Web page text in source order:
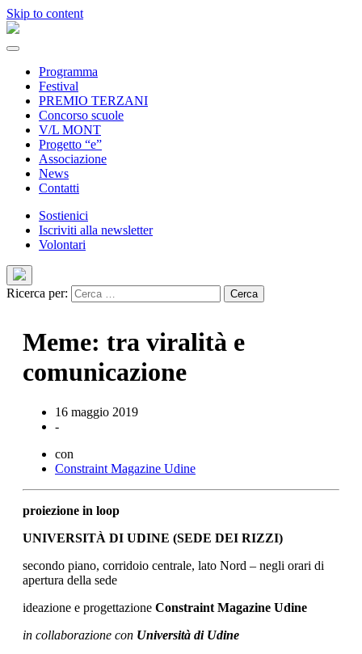
Skip to content
Programma
Festival
PREMIO TERZANI
Concorso scuole
V/L MONT
Progetto “e”
Associazione
News
Contatti
Sostienici
Iscriviti alla newsletter
Volontari
Ricerca per:
Meme: tra viralità e
comunicazione
16 maggio 2019
-
con
Constraint Magazine Udine
proiezione in loop
UNIVERSITÀ DI UDINE (SEDE DEI RIZZI)
secondo piano, corridoio centrale, lato Nord – negli orari di
apertura della sede
ideazione e progettazione Constraint Magazine Udine
in collaborazione con Università di Udine